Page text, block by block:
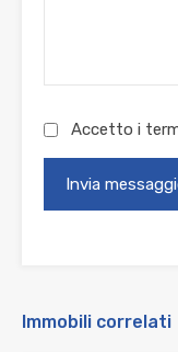
Accetto i
Immobili correlati